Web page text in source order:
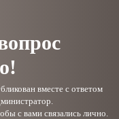
вместе с ответом
с вами связались лично.